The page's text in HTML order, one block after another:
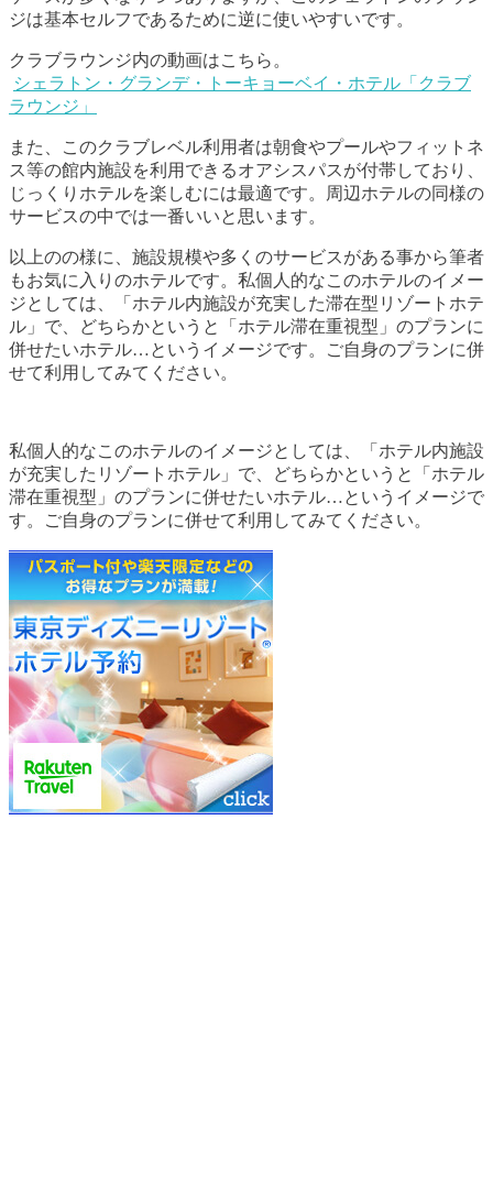
ジは基本セルフであるために逆に使いやすいです。
クラブラウンジ内の動画はこちら。
シェラトン・グランデ・トーキョーベイ・ホテル「クラブ
ラウンジ」
また、このクラブレベル利用者は朝食やプールやフィットネ
ス等の館内施設を利用できるオアシスパスが付帯しており、
じっくりホテルを楽しむには最適です。周辺ホテルの同様の
サービスの中では一番いいと思います。
以上のの様に、施設規模や多くのサービスがある事から筆者
もお気に入りのホテルです。私個人的なこのホテルのイメー
ジとしては、「ホテル内施設が充実した滞在型リゾートホテ
ル」で、どちらかというと「ホテル滞在重視型」のプランに
併せたいホテル…というイメージです。ご自身のプランに併
せて利用してみてください。
私個人的なこのホテルのイメージとしては、「ホテル内施設
が充実したリゾートホテル」で、どちらかというと「ホテル
滞在重視型」のプランに併せたいホテル…というイメージで
す。ご自身のプランに併せて利用してみてください。